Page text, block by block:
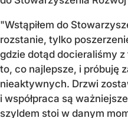
"Wstąpiłem do
rozstanie, tylko
gdzie dotąd docieraliśmy
to, co najlepsze, i próbuję
nieaktywnych. Drzwi
i współpraca są
szyldem stoi w danym